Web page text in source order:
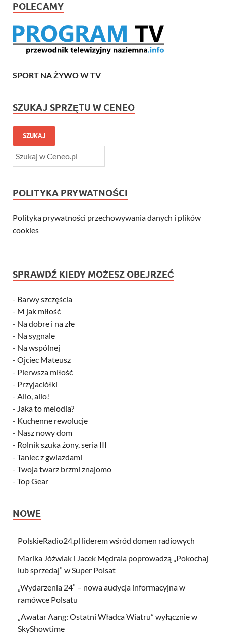
POLECAMY
SPORT NA ŻYWO W TV
SZUKAJ SPRZĘTU W CENEO
SZUKAJ
POLITYKA PRYWATNOŚCI
Polityka prywatności przechowywania danych i plików
cookies
SPRAWDŹ KIEDY MOŻESZ OBEJRZEĆ
- Barwy szczęścia
- M jak miłość
- Na dobre i na złe
- Na sygnale
- Na wspólnej
- Ojciec Mateusz
- Pierwsza miłość
- Przyjaciółki
- Allo, allo!
- Jaka to melodia?
- Kuchenne rewolucje
- Nasz nowy dom
- Rolnik szuka żony, seria III
- Taniec z gwiazdami
- Twoja twarz brzmi znajomo
- Top Gear
NOWE
PolskieRadio24.pl liderem wśród domen radiowych
Marika Jóźwiak i Jacek Mędrala poprowadzą „Pokochaj
lub sprzedaj” w Super Polsat
„Wydarzenia 24” – nowa audycja informacyjna w
ramówce Polsatu
„Awatar Aang: Ostatni Władca Wiatru” wyłącznie w
SkyShowtime